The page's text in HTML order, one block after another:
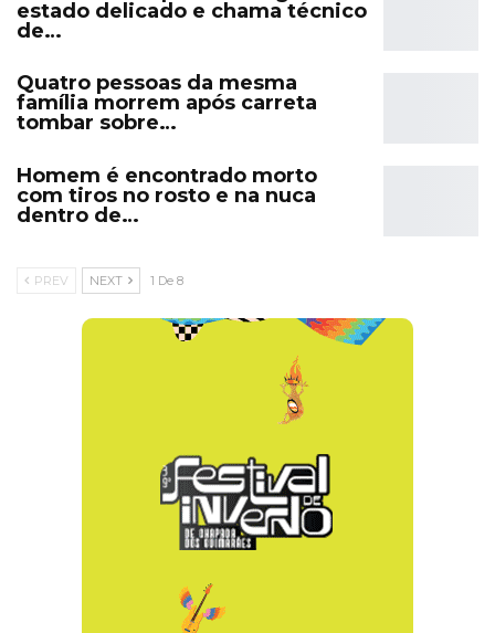
estado delicado e chama técnico
de…
Quatro pessoas da mesma
família morrem após carreta
tombar sobre…
Homem é encontrado morto
com tiros no rosto e na nuca
dentro de…
PREV NEXT 1 De 8